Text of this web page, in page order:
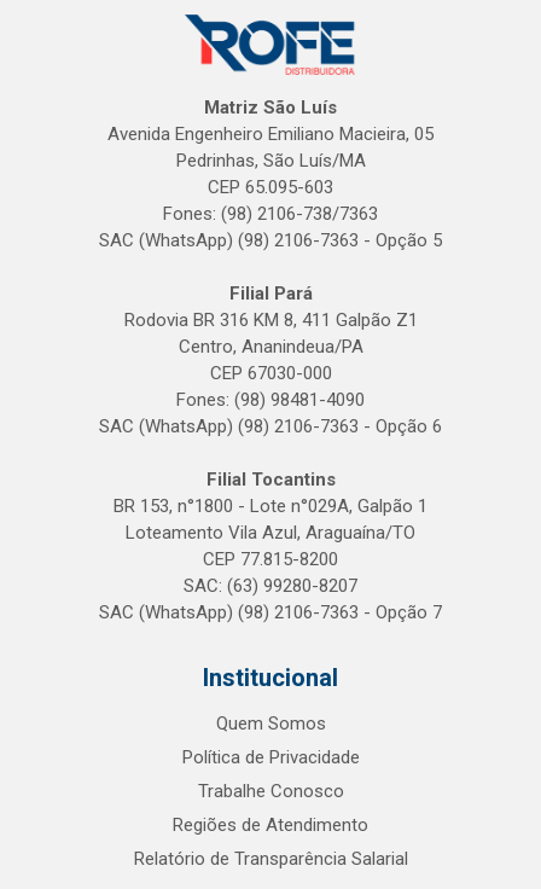
Matriz São Luís
Avenida Engenheiro Emiliano Macieira, 05
Pedrinhas, São Luís/MA
CEP 65.095-603
Fones: (98) 2106-738/7363
SAC (WhatsApp) (98) 2106-7363 - Opção 5
Filial Pará
Rodovia BR 316 KM 8, 411 Galpão Z1
Centro, Ananindeua/PA
CEP 67030-000
Fones: (98) 98481-4090
SAC (WhatsApp) (98) 2106-7363 - Opção 6
Filial Tocantins
BR 153, n°1800 - Lote n°029A, Galpão 1
Loteamento Vila Azul, Araguaína/TO
CEP 77.815-8200
SAC: (63) 99280-8207
SAC (WhatsApp) (98) 2106-7363 - Opção 7
Institucional
Quem Somos
Política de Privacidade
Trabalhe Conosco
Regiões de Atendimento
Relatório de Transparência Salarial